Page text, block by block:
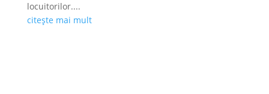
locuitorilor....
citește mai mult